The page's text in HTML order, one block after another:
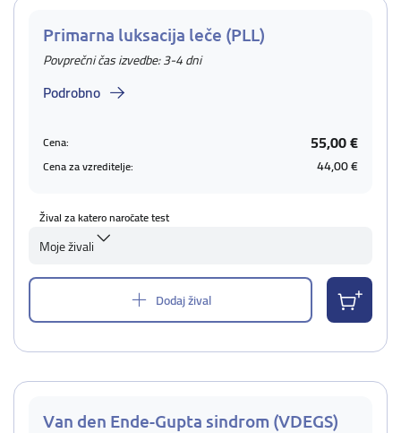
Primarna luksacija leče (PLL)
Povprečni čas izvedbe: 3-4 dni
Podrobno
Cena: 55,00 €
Cena za vzreditelje: 44,00 €
Žival za katero naročate test
Moje živali
Dodaj žival
Van den Ende-Gupta sindrom (VDEGS)